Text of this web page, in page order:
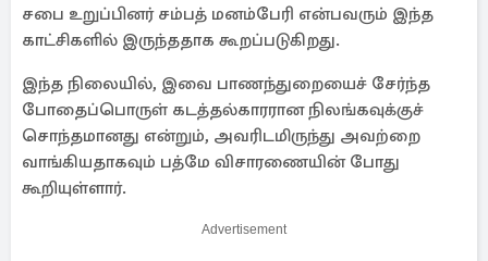
சபை உறுப்பினர் சம்பத் மனம்பேரி என்பவரும் இந்த
காட்சிகளில் இருந்ததாக கூறப்படுகிறது.
இந்த நிலையில், இவை பாணந்துறையைச் சேர்ந்த
போதைப்பொருள் கடத்தல்காரரான நிலங்கவுக்குச்
சொந்தமானது என்றும், அவரிடமிருந்து அவற்றை
வாங்கியதாகவும் பத்மே விசாரணையின் போது
கூறியுள்ளார்.
Advertisement